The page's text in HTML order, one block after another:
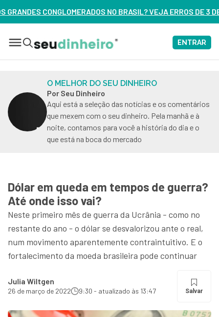
BRASIL? VEJA ERROS DE 3 DELES – ASSISTA AGORA
ENTRAR
O MELHOR DO SEU DINHEIRO
Por Seu Dinheiro
Aqui está a seleção das notícias e os comentários
que mexem com o seu dinheiro. Pela manhã e à
noite, contamos para você a história do dia e o
que está na boca do mercado
Dólar em queda em tempos de guerra?
Até onde isso vai?
Neste primeiro mês de guerra da Ucrânia - como no
restante do ano - o dólar se desvalorizou ante o real,
num movimento aparentemente contraintuitivo. E o
fortalecimento da moeda brasileira pode continuar
Julia Wiltgen
26 de março de 2022 9:30 - atualizado às 13:47 Salvar